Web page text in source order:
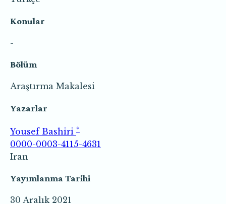
Konular
-
Bölüm
Araştırma Makalesi
Yazarlar
Yousef Bashiri *
0000-0003-4115-4631
Iran
Yayımlanma Tarihi
30 Aralık 2021